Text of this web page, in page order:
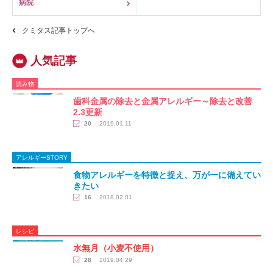
病院
クミタス記事トップへ
読み物
歯科金属の除去と金属アレルギー～除去と改善
2.3更新
20 2019.01.11
アレルギーSTORY
食物アレルギーを特徴と捉え、万が一に備えてい
きたい
16 2018.02.01
レシピ
水無月（小麦不使用）
28 2019.04.29